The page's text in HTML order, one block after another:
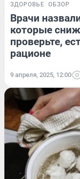
ЗДОРОВЬЕ ОБЗОР
Врачи
которые
проверьте,
рационе
9 апреля, 2025, 12:00